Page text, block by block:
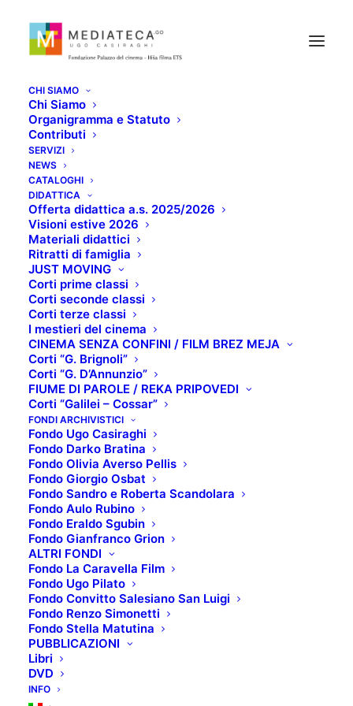
CHI SIAMO
Chi Siamo
Organigramma e Statuto
Contributi
SERVIZI
NEWS
CATALOGHI
DIDATTICA
Offerta didattica a.s. 2025/2026
Visioni estive 2026
Materiali didattici
Ritratti di famiglia
JUST MOVING
Corti prime classi
Corti seconde classi
Corti terze classi
I mestieri del cinema
CINEMA SENZA CONFINI / FILM BREZ MEJA
Corti “G. Brignoli”
Corti “G. D’Annunzio”
FIUME DI PAROLE / REKA PRIPOVEDI
Corti “Galilei – Cossar”
FONDI ARCHIVISTICI
Fondo Ugo Casiraghi
Fondo Darko Bratina
Fondo Olivia Averso Pellis
Fondo Giorgio Osbat
Fondo Sandro e Roberta Scandolara
Fondo Aulo Rubino
Fondo Eraldo Sgubin
Fondo Gianfranco Grion
ALTRI FONDI
Fondo La Caravella Film
Fondo Ugo Pilato
Fondo Convitto Salesiano San Luigi
Fondo Renzo Simonetti
Fondo Stella Matutina
PUBBLICAZIONI
Libri
DVD
INFO
POLVERE: IL GRANDE
PROCESSO
DELL'AMIANTO
SETTEMBRE 10, 2020
SCHEDA TECNICA:
Titolo originale: Polvere – Il grande processo
dell’amianto
Regista: Niccolò Bruna, Andrea Prandstraller
Anno di produzione: 2011
Paese produzione: Italia, Svizzera, Belgio, Francia
Genere: Documentario
TRAMA:
Da anni, in Europa, l’amianto è associato al pericolo,
alla malattia, alla morte. Perché, allora, il 70% della
popolazione mondiale è ancora esposto a questa
fibra mortale? La produzione di amianto nel mondo
ha ripreso a crescere, grazie all’enorme consumo
delle economie in rapido sviluppo come India, Cina e